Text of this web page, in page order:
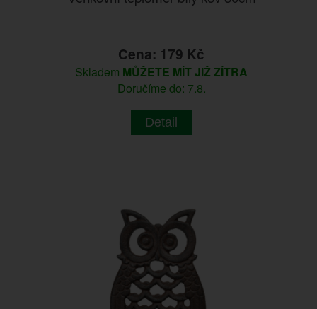
Cena: 179 Kč
Skladem MŮŽETE MÍT JIŽ ZÍTRA
Doručíme do: 7.8.
Detail